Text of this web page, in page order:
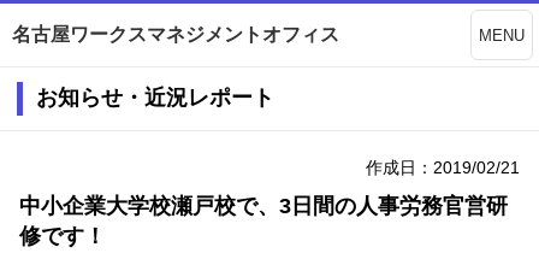
名古屋ワークスマネジメントオフィス MENU
お知らせ・近況レポート
作成日：2019/02/21
中小企業大学校瀬戸校で、3日間の人事労務官営研
修です！